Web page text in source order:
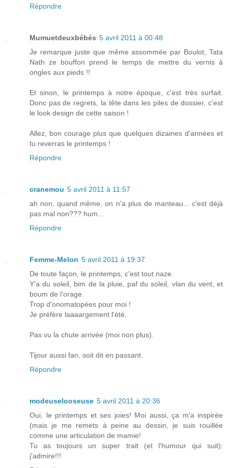
Répondre
Mumuetdeuxbébés 5 avril 2011 à 00:48
Je remarque juste que même assommée par Boulot, Tata
Nath ze bouffon prend le temps de mettre du vernis à
ongles aux pieds !!
Et sinon, le printemps à notre époque, c'est très surfait.
Donc pas de regrets, la tête dans les piles de dossier, c'est
le look design de cette saison !
Allez, bon courage plus que quelques dizaines d'années et
tu reverras le printemps !
Répondre
cranemou 5 avril 2011 à 11:57
ah non, quand même, on n'a plus de manteau... c'est déjà
pas mal non??? hum...
Répondre
Femme-Melon 5 avril 2011 à 19:37
De toute façon, le printemps, c'est tout naze.
Y'a du soleil, bim de la pluie, paf du soleil, vlan du vent, et
boum de l'orage.
Trop d'onomatopées pour moi !
Je préfère laaaargement l'été.
Pas vu la chute arrivée (moi non plus).
Tijour aussi fan, soit dit en passant.
Répondre
modeuselooseuse 5 avril 2011 à 20:36
Oui, le printemps et ses joies! Moi aussi, ça m'a inspirée
(mais je me remets à peine au dessin, je suis rouillée
comme une articulation de mamie!
Tu as toujours un super trait (et l'humour qui suit):
j'admire!!!